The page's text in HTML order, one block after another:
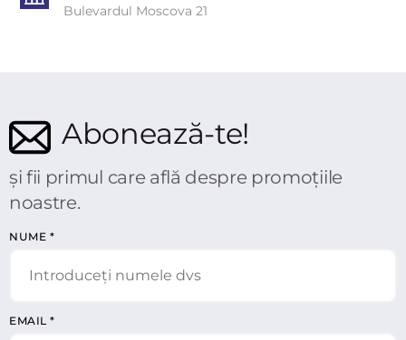
Bulevardul Moscova 21
Abonează-te!
și fii primul care află despre promoțiile
noastre.
NUME *
EMAIL *